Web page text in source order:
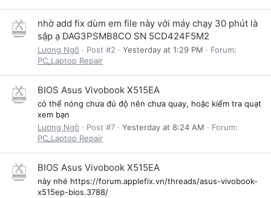
nhờ add fix dùm em file này với máy chạy 30 phút là
sập ạ DAG3PSMB8CO SN 5CD424F5M2
Lương Ngô Post #2 Yesterday at 1:29 PM
Forum:
PC_Laptop Repair
BIOS Asus Vivobook X515EA
có thể nóng chưa đủ độ nên chưa quay, hoặc kiểm tra quạt
xem bạn
Lương Ngô
Post #7 Yesterday at 8:24 AM
Forum:
PC_Laptop Repair
BIOS Asus Vivobook X515EA
này nhé https://forum.applefix.vn/threads/asus-vivobook-
x515ep-bios.3788/